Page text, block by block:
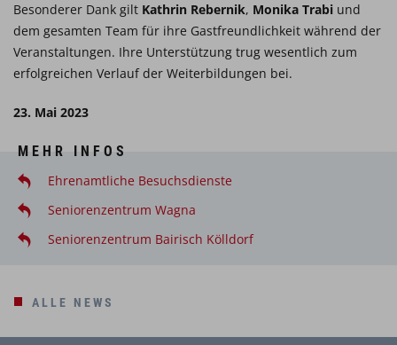
Besonderer Dank gilt Kathrin Rebernik, Monika Trabi und
dem gesamten Team für ihre Gastfreundlichkeit während der
Veranstaltungen. Ihre Unterstützung trug wesentlich zum
erfolgreichen Verlauf der Weiterbildungen bei.
23. Mai 2023
MEHR INFOS
Ehrenamtliche Besuchsdienste
Seniorenzentrum Wagna
Seniorenzentrum Bairisch Kölldorf
ALLE NEWS